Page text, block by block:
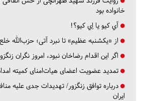
خانواده بود
آي كيو يا اِي كيو؟!
از «یکشنبه عظیم» تا نبرد آتی؛ حزب‌الله
اگر این اقدام رضاخان نبود، امروز نگران
تمدید عضویت اعضای هیات‌امنای کمیته
درباره توافق زنگزور/ تهدیدات جدی علیه
ایران